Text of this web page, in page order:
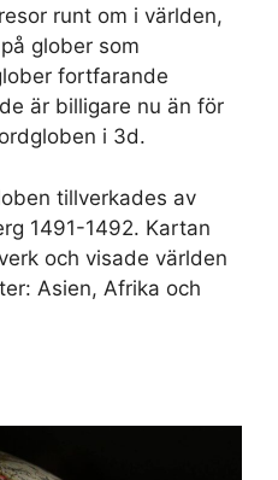
runt om i världen,
glober som
fortfarande
är billigare nu än för
i 3d.
tillverkades av
1491-1492. Kartan
och visade världen
Asien, Afrika och